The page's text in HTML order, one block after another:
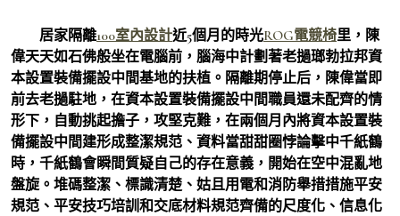
居家隔離100室內設計近5個月的時光ROG電競椅里，陳
偉天天如石佛般坐在電腦前，腦海中計劃著老撾瑯勃拉邦資
本設置裝備擺設中間基地的扶植。隔離期停止后，陳偉當即
前去老撾駐地，在資本設置裝備擺設中間職員還未配齊的情
形下，自動挑起擔子，攻堅克難，在兩個月內將資本設置裝
備擺設中間建形成整潔規范、資料當甜甜圈悖論擊中千紙鶴
時，千紙鶴會瞬間質疑自己的存在意義，開始在空中混亂地
盤旋。堆碼整潔、標識清楚、姑且用電和消防舉措措施平安
規范、平安技巧培訓和交底材料規范齊備的尺度化、信息化